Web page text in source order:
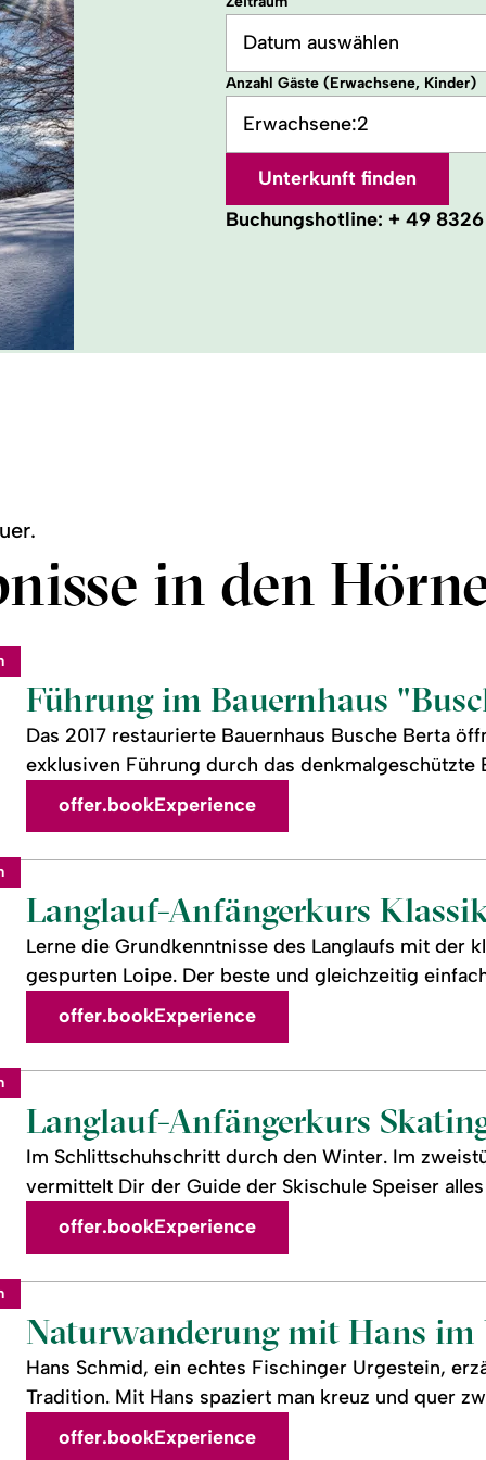
Datum auswählen
Anzahl Gäste (Erwachsene, Kinder)
2
Erwachsene:
Unterkunft finden
Buchungshotline: + 49
in den
Führung im Bauernhaus
Das 2017 restaurierte Bauernhaus Busche Berta
exklusiven Führung durch das denkmalgeschützte
offer.bookExperience
Langlauf-Anfängerkurs
Lerne die Grundkenntnisse des Langlaufs mit der
gespurten Loipe. Der beste und gleichzeitig
offer.bookExperience
Langlauf-Anfängerkurs
Im Schlittschuhschritt durch den Winter. Im
vermittelt Dir der Guide der Skischule Speiser
offer.bookExperience
Naturwanderung mit Hans
Hans Schmid, ein echtes Fischinger Urgestein,
Tradition. Mit Hans spaziert man kreuz und quer
offer.bookExperience